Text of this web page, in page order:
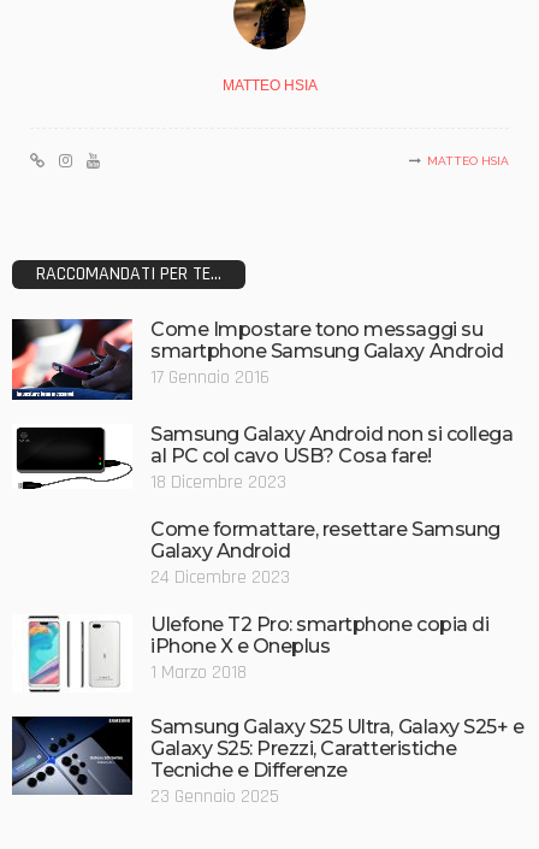
MATTEO HSIA
MATTEO HSIA
RACCOMANDATI PER TE...
Come Impostare tono messaggi su
smartphone Samsung Galaxy Android
17 Gennaio 2016
Samsung Galaxy Android non si collega
al PC col cavo USB? Cosa fare!
18 Dicembre 2023
Come formattare, resettare Samsung
Galaxy Android
24 Dicembre 2023
Ulefone T2 Pro: smartphone copia di
iPhone X e Oneplus
1 Marzo 2018
Samsung Galaxy S25 Ultra, Galaxy S25+ e
Galaxy S25: Prezzi, Caratteristiche
Tecniche e Differenze
23 Gennaio 2025